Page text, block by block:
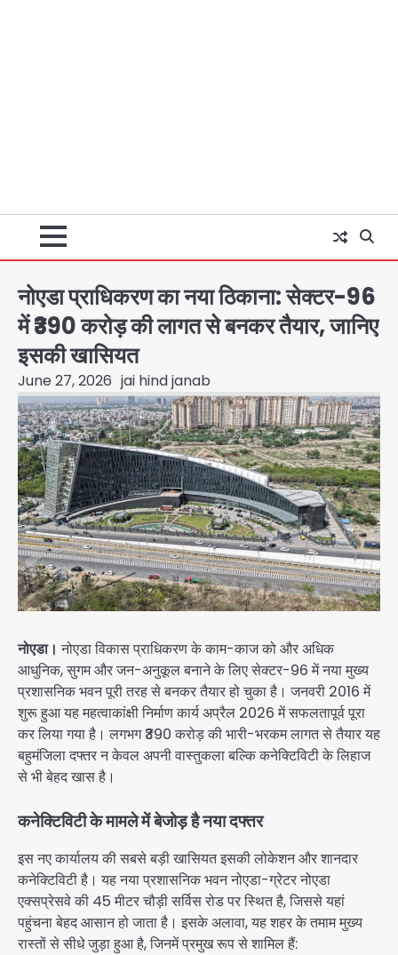
नोएडा प्राधिकरण का नया ठिकाना: सेक्टर-96
में ₹390 करोड़ की लागत से बनकर तैयार, जानिए
इसकी खासियत
June 27, 2026 jai hind janab
नोएडा। नोएडा विकास प्राधिकरण के काम-काज को और अधिक
आधुनिक, सुगम और जन-अनुकूल बनाने के लिए सेक्टर-96 में नया मुख्य
प्रशासनिक भवन पूरी तरह से बनकर तैयार हो चुका है। जनवरी 2016 में
शुरू हुआ यह महत्वाकांक्षी निर्माण कार्य अप्रैल 2026 में सफलतापूर्व पूरा
कर लिया गया है। लगभग ₹390 करोड़ की भारी-भरकम लागत से तैयार यह
बहुमंजिला दफ्तर न केवल अपनी वास्तुकला बल्कि कनेक्टिविटी के लिहाज
से भी बेहद खास है।
कनेक्टिविटी के मामले में बेजोड़ है नया दफ्तर
इस नए कार्यालय की सबसे बड़ी खासियत इसकी लोकेशन और शानदार
कनेक्टिविटी है। यह नया प्रशासनिक भवन नोएडा-ग्रेटर नोएडा
एक्सप्रेसवे की 45 मीटर चौड़ी सर्विस रोड पर स्थित है, जिससे यहां
पहुंचना बेहद आसान हो जाता है। इसके अलावा, यह शहर के तमाम मुख्य
रास्तों से सीधे जुड़ा हुआ है, जिनमें प्रमुख रूप से शामिल हैं: